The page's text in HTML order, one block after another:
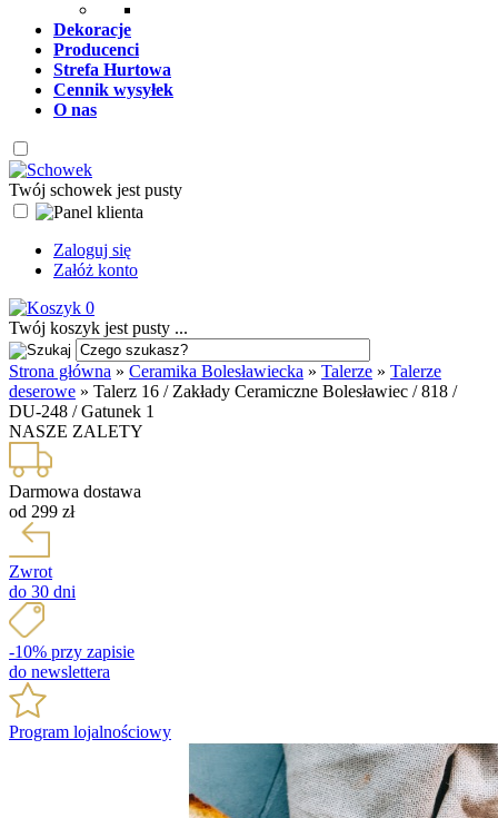
Dekoracje
Producenci
Strefa Hurtowa
Cennik wysyłek
O nas
Twój schowek jest pusty
Zaloguj się
Załóż konto
0
Twój koszyk jest pusty ...
Strona główna » Ceramika Bolesławiecka » Talerze » Talerze
deserowe » Talerz 16 / Zakłady Ceramiczne Bolesławiec / 818 /
DU-248 / Gatunek 1
NASZE ZALETY
Darmowa dostawa
od 299 zł
Zwrot
do 30 dni
-10% przy zapisie
do newslettera
Program lojalnościowy